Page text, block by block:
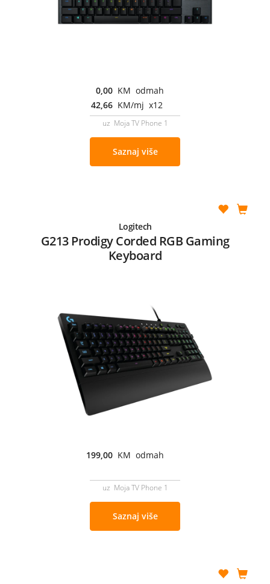
0,00 KM odmah
42,66 KM/mj x12
uz Moja TV Phone 1
Saznaj više
Logitech
G213 Prodigy Corded RGB Gaming
Keyboard
199,00 KM odmah
uz Moja TV Phone 1
Saznaj više